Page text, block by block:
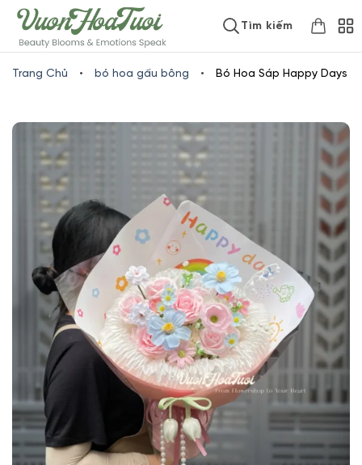
www.vuonhoatuoi.vnSkip
to
content
Tìm kiếm
Trang Chủ • bó hoa gấu bông • Bó Hoa Sáp Happy Days